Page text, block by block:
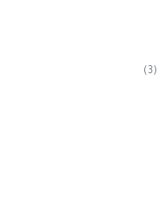
(3)